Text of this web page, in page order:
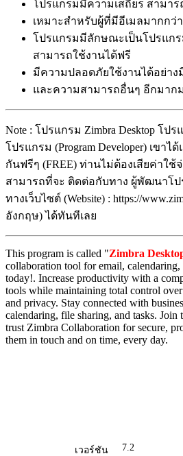
โปรแกรมมีความเสถียร สามา
เหมาะสำหรับผู้ที่มีอีเมลมากกว่
โปรแกรมมีลักษณะเป็นโปรแกร
สามารถใช้งานได้ฟรี
มีความปลอดภัยใช้งานได้อย่า
และความสามารถอื่นๆ อีกมาก
Note : โปรแกรม Zimbra Desktop โ
โปรแกรม (Program Developer) เขา
กันฟรีๆ (FREE) ท่านไม่ต้องเสียค่าใช้
สามารถที่จะ ติดต่อกับทาง ผู้พัฒนาโ
ทางเว็บไซต์ (Website) : https://
อังกฤษ) ได้ทันทีเลย
This program is called "Zimbra
collaboration tool for email,
today!. Increase productivity with a
tools while maintaining total control
and privacy. Stay connected with
calendaring, file sharing, and tasks.
trust Zimbra Collaboration for secure,
them in touch and on time, every day.
เวอร์ชัน 7.2